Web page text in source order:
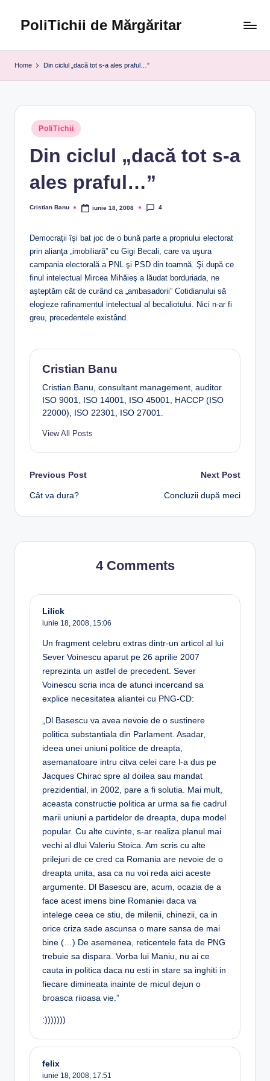
PoliTichii de Mărgăritar
Home Din ciclul „dacă tot s-a ales praful…”
Posted
in
PoliTichii
Din ciclul „dacă tot s-a
ales praful…”
Posted
Cristian Banu iunie 18, 2008 4
Democraţii îşi bat joc de o bună parte a propriului electorat
prin alianţa „imobiliară” cu Gigi Becali, care va uşura
campania electorală a PNL şi PSD din toamnă. Şi după ce
finul intelectual Mircea Mihăieş a lăudat borduriada, ne
aşteptăm cât de curând ca „ambasadorii” Cotidianului să
elogieze rafinamentul intelectual al becaliotului. Nici n-ar fi
greu, precedentele existând.
Cristian Banu
Cristian Banu, consultant management, auditor
ISO 9001, ISO 14001, ISO 45001, HACCP (ISO
22000), ISO 22301, ISO 27001.
View All Posts
Post
navigation
Previous Post
Cât va dura?
Next Post
Concluzii după meci
4 Comments
Lilick
iunie 18, 2008, 15:06
Un fragment celebru extras dintr-un articol al lui
Sever Voinescu aparut pe 26 aprilie 2007
reprezinta un astfel de precedent. Sever
Voinescu scria inca de atunci incercand sa
explice necesitatea aliantei cu PNG-CD:
„Dl Basescu va avea nevoie de o sustinere
politica substantiala din Parlament. Asadar,
ideea unei uniuni politice de dreapta,
asemanatoare intru citva celei care l-a dus pe
Jacques Chirac spre al doilea sau mandat
prezidential, in 2002, pare a fi solutia. Mai mult,
aceasta constructie politica ar urma sa fie cadrul
marii uniuni a partidelor de dreapta, dupa model
popular. Cu alte cuvinte, s-ar realiza planul mai
vechi al dlui Valeriu Stoica. Am scris cu alte
prilejuri de ce cred ca Romania are nevoie de o
dreapta unita, asa ca nu voi reda aici aceste
argumente. Dl Basescu are, acum, ocazia de a
face acest imens bine Romaniei daca va
intelege ceea ce stiu, de milenii, chinezii, ca in
orice criza sade ascunsa o mare sansa de mai
bine (…) De asemenea, reticentele fata de PNG
trebuie sa dispara. Vorba lui Maniu, nu ai ce
cauta in politica daca nu esti in stare sa inghiti in
fiecare dimineata inainte de micul dejun o
broasca riioasa vie.”
:)))))))
felix
iunie 18, 2008, 17:51